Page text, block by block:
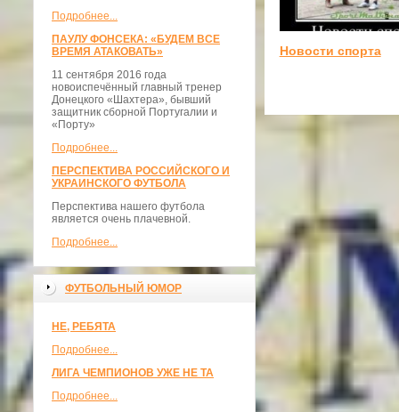
Подробнее...
ПАУЛУ ФОНСЕКА: «БУДЕМ ВСЕ
ВРЕМЯ АТАКОВАТЬ»
11 сентября 2016 года
новоиспечённый главный тренер
Донецкого «Шахтера», бывший
защитник сборной Португалии и
«Порту»
Подробнее...
ПЕРСПЕКТИВА РОССИЙСКОГО И
УКРАИНСКОГО ФУТБОЛА
Перспектива нашего футбола
является очень плачевной.
Подробнее...
ФУТБОЛЬНЫЙ ЮМОР
НЕ, РЕБЯТА
Подробнее...
ЛИГА ЧЕМПИОНОВ УЖЕ НЕ ТА
Подробнее...
Новости спорта